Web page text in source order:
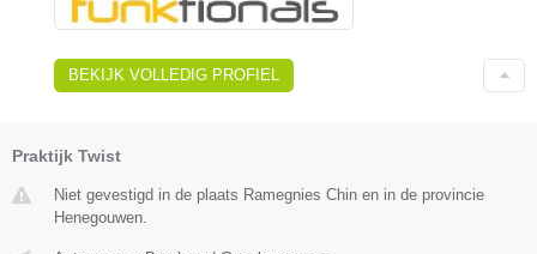
BEKIJK VOLLEDIG PROFIEL
Praktijk Twist
Niet gevestigd in de plaats Ramegnies Chin en in de provincie
Henegouwen.